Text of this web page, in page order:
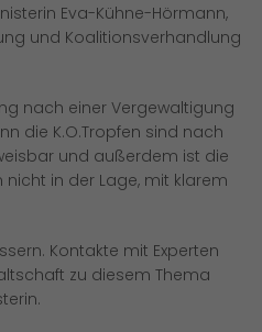
Eva-Kühne-Hörmann,
und Koalitionsverhandlung
nach einer Vergewaltigung
die K.O.Tropfen sind nach
und außerdem ist die
in der Lage, mit klarem
Kontakte mit Experten
zu diesem Thema